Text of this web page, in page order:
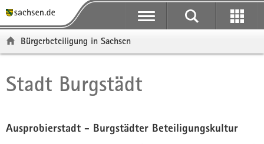
t
ü
r
t
n
i
p
n
l
t
-
r
Bürgerbeteiligung in Sachsen
Hauptinhalt
Stadt Burgstädt
Ausprobierstadt - Burgstädter Beteiligungskultur